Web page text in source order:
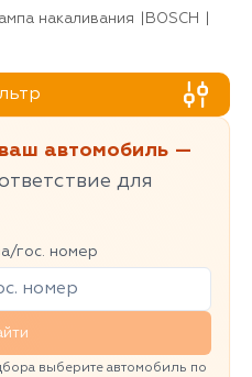
Лампа накаливания
BOSCH
автомобиль —
для
гос. номер
выберите автомобиль по